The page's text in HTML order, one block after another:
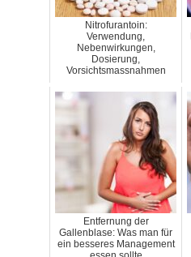
Nitrofurantoin:
Verwendung,
Nebenwirkungen,
Dosierung,
Vorsichtsmassnahmen
Entfernung der
Gallenblase: Was man für
ein besseres Management